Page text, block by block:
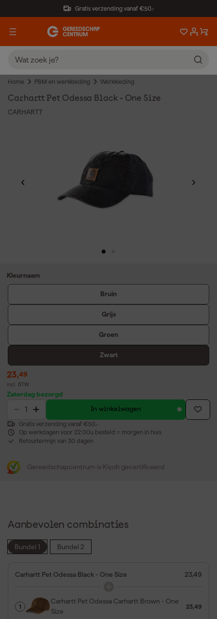
Gratis verzending vanaf €50,-
Home PBM en werkkleding Werkkleding
Carhartt Pet Odessa Black - One Size
CARHARTT
Kleurnaam
Bruin
Grijs
Groen
Zwart
23,49
incl. BTW
Zaterdag bezorgd
In winkelwagen
Gratis verzending vanaf €50,-
Op werkdagen voor 22:00u besteld = morgen in huis
Retourtermijn van 30 dagen
Gereedschapcentrum is Kiyoh gecertificeerd
Aanbevolen combinaties
Bundel 1 Bundel 2
Carhartt Pet Odessa Black - One Size 23,49
1
Carhartt Pet Odessa Carhartt Brown - One
Size
23,49